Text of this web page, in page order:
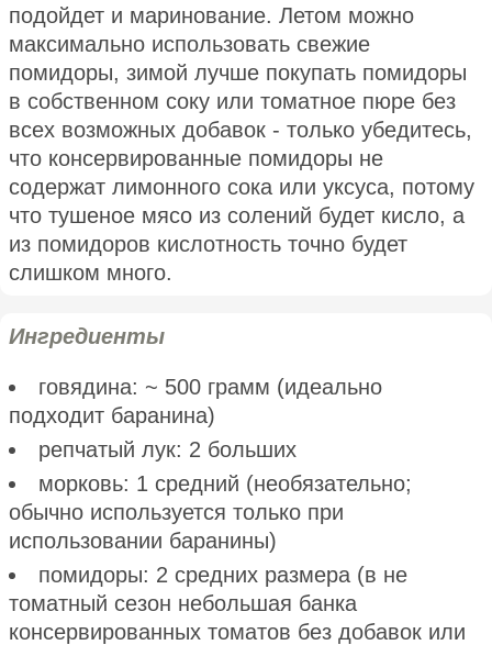
подойдет и маринование. Летом можно
максимально использовать свежие
помидоры, зимой лучше покупать помидоры
в собственном соку или томатное пюре без
всех возможных добавок - только убедитесь,
что консервированные помидоры не
содержат лимонного сока или уксуса, потому
что тушеное мясо из солений будет кисло, а
из помидоров кислотность точно будет
слишком много.
Ингредиенты
говядина: ~ 500 грамм (идеально
подходит баранина)
репчатый лук: 2 больших
морковь: 1 средний (необязательно;
обычно используется только при
использовании баранины)
помидоры: 2 средних размера (в не
томатный сезон небольшая банка
консервированных томатов без добавок или